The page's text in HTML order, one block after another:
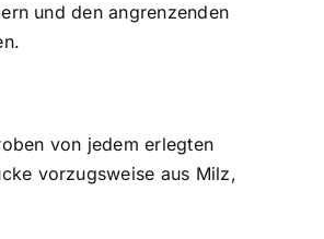
und den angrenzenden
von jedem erlegten
vorzugsweise aus Milz,